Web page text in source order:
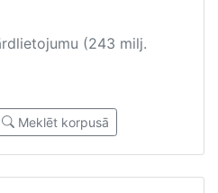
(243 milj.
Meklēt korpusā